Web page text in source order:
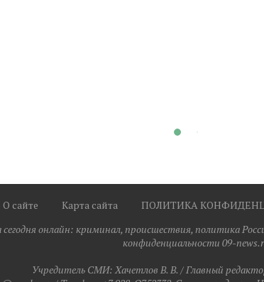
О сайте Карта сайта
ПОЛИТИКА
онлайн: криминал, происшествия, политика
конфиденциальности 09-
Учредитель СМИ: Хaчeтлoв B. B. / Главный